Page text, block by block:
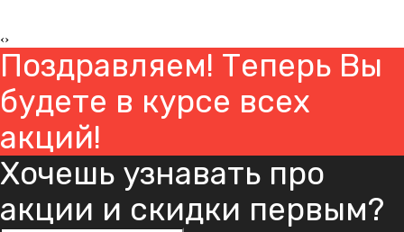
‹›
Поздравляем! Теперь Вы
будете в курсе всех
акций!
Хочешь узнавать про
акции и скидки первым?